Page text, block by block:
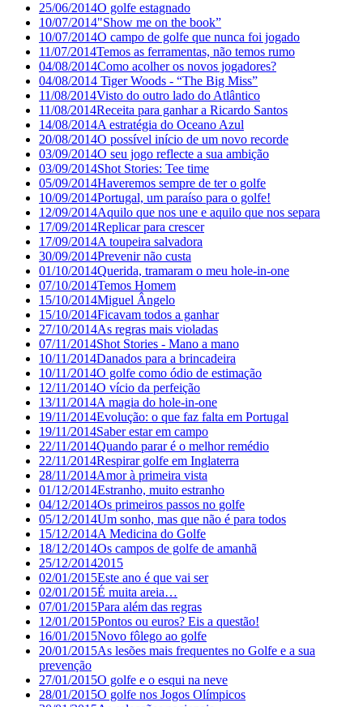
25/06/2014O golfe estagnado
10/07/2014"Show me on the book”
10/07/2014O campo de golfe que nunca foi jogado
11/07/2014Temos as ferramentas, não temos rumo
04/08/2014Como acolher os novos jogadores?
04/08/2014 Tiger Woods - “The Big Miss”
11/08/2014Visto do outro lado do Atlântico
11/08/2014Receita para ganhar a Ricardo Santos
14/08/2014A estratégia do Oceano Azul
20/08/2014O possível início de um novo recorde
03/09/2014O seu jogo reflecte a sua ambição
03/09/2014Shot Stories: Tee time
05/09/2014Haveremos sempre de ter o golfe
10/09/2014Portugal, um paraíso para o golfe!
12/09/2014Aquilo que nos une e aquilo que nos separa
17/09/2014Replicar para crescer
17/09/2014A toupeira salvadora
30/09/2014Prevenir não custa
01/10/2014Querida, tramaram o meu hole-in-one
07/10/2014Temos Homem
15/10/2014Miguel Ângelo
15/10/2014Ficavam todos a ganhar
27/10/2014As regras mais violadas
07/11/2014Shot Stories - Mano a mano
10/11/2014Danados para a brincadeira
10/11/2014O golfe como ódio de estimação
12/11/2014O vício da perfeição
13/11/2014A magia do hole-in-one
19/11/2014Evolução: o que faz falta em Portugal
19/11/2014Saber estar em campo
22/11/2014Quando parar é o melhor remédio
22/11/2014Respirar golfe em Inglaterra
28/11/2014Amor à primeira vista
01/12/2014Estranho, muito estranho
04/12/2014Os primeiros passos no golfe
05/12/2014Um sonho, mas que não é para todos
15/12/2014A Medicina do Golfe
18/12/2014Os campos de golfe de amanhã
25/12/20142015
02/01/2015Este ano é que vai ser
02/01/2015É muita areia…
07/01/2015Para além das regras
12/01/2015Pontos ou euros? Eis a questão!
16/01/2015Novo fôlego ao golfe
20/01/2015As lesões mais frequentes no Golfe e a sua
prevenção
27/01/2015O golfe e o esqui na neve
28/01/2015O golfe nos Jogos Olímpicos